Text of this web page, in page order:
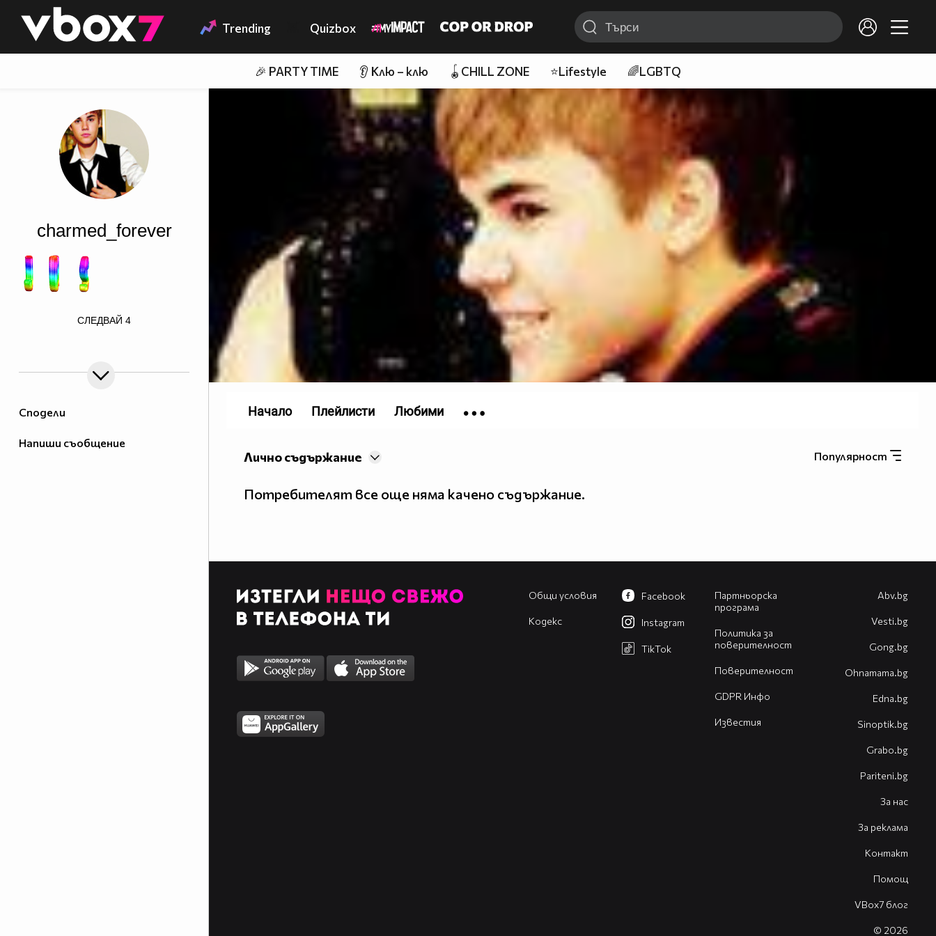
👾 Trending Quizbox
🎉 PARTY TIME 👂 Клю – клю 🪀CHILL ZONE ⭐Lifestyle 🌈LGBTQ
Сподели
Напиши съобщение
charmed_forever
СЛЕДВАЙ 4
Популярност
Лично съдържание
Потребителят все още няма качено съдържание.
Начало Плейлисти Любими
Общи условия
Кодекс
Партньорска
програма
Политика за
поверителност
Поверителност
GDPR Инфо
Известия
Facebook
Instagram
TikTok
Abv.bg
Vesti.bg
Gong.bg
Оhnamama.bg
Edna.bg
Sinoptik.bg
Grabo.bg
Pariteni.bg
За нас
За реклама
Контакт
Помощ
VBox7 блог
© 2026